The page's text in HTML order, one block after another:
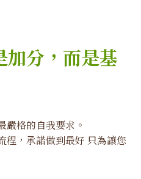
加分，而是基
嚴格的自我要求。
程，承諾做到最好 只為讓您